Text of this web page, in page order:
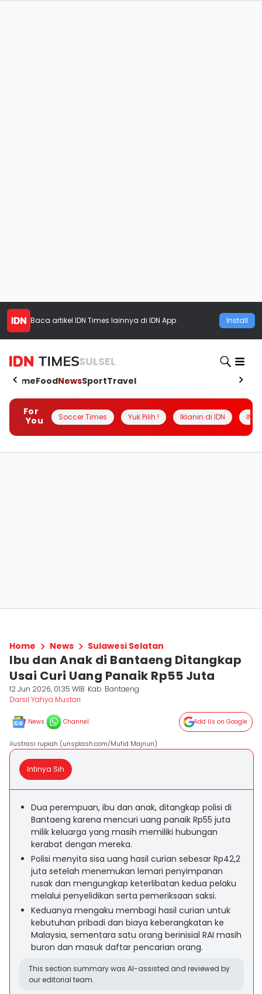
Baca artikel IDN Times lainnya di IDN App Install
SULSEL
HomeFoodNewsSportTravel
For
You
Soccer Times Yuk Pilih ! Iklanin di IDN
Home News Sulawesi Selatan
Ibu dan Anak di Bantaeng Ditangkap
Usai Curi Uang Panaik Rp55 Juta
12 Jun 2026, 01:35 WIB Kab. Bantaeng
Darsil Yahya Mustari
News Channel Add Us on Google
ilustrasi rupiah (unsplash.com/Mufid Majnun)
Intinya Sih
Dua perempuan, ibu dan anak, ditangkap polisi di
Bantaeng karena mencuri uang panaik Rp55 juta
milik keluarga yang masih memiliki hubungan
kerabat dengan mereka.
Polisi menyita sisa uang hasil curian sebesar Rp42,2
juta setelah menemukan lemari penyimpanan
rusak dan mengungkap keterlibatan kedua pelaku
melalui penyelidikan serta pemeriksaan saksi.
Keduanya mengaku membagi hasil curian untuk
kebutuhan pribadi dan biaya keberangkatan ke
Malaysia, sementara satu orang berinisial RAI masih
buron dan masuk daftar pencarian orang.
This section summary was AI-assisted and reviewed by
our editorial team.